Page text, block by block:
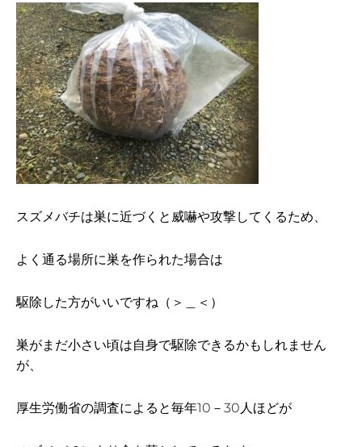
スズメバチは巣に近づくと威嚇や攻撃してくるため、
よく通る場所に巣を作られた場合は
駆除した方がいいですね（＞＿＜）
巣がまだ小さい頃は自身で駆除できるかもしれません
が、
厚生労働省の調査によると毎年10－30人ほどが